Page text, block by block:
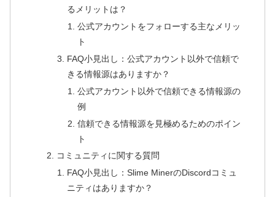
るメリットは？
公式アカウントをフォローする主なメリッ
ト
FAQ小見出し：公式アカウント以外で信頼で
きる情報源はありますか？
公式アカウント以外で信頼できる情報源の
例
信頼できる情報源を見極めるためのポイン
ト
コミュニティに関する質問
FAQ小見出し：Slime MinerのDiscordコミュ
ニティはありますか？